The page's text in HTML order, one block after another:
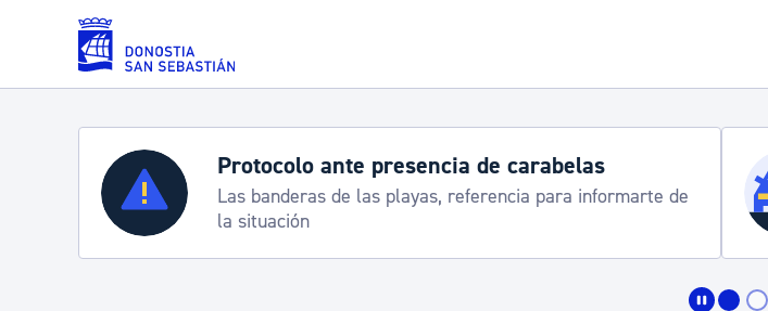
Saltar al contenido principal
Servicios
Padrón y asuntos personales
Protocolo ante presencia de carabelas
Las banderas de las playas, referencia para informarte de
la situación